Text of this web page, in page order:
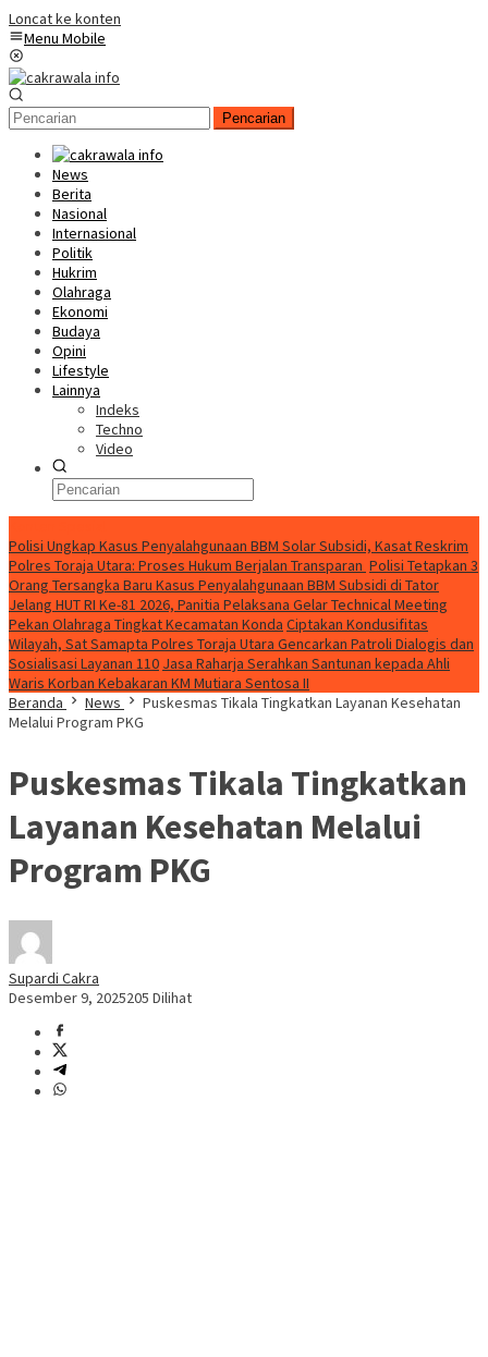
Loncat ke konten
Menu Mobile
Pencarian
News
Berita
Nasional
Internasional
Politik
Hukrim
Olahraga
Ekonomi
Budaya
Opini
Lifestyle
Lainnya
Indeks
Techno
Video
Polisi Ungkap Kasus Penyalahgunaan BBM Solar Subsidi, Kasat Reskrim
Polres Toraja Utara: Proses Hukum Berjalan Transparan Polisi Tetapkan 3
Orang Tersangka Baru Kasus Penyalahgunaan BBM Subsidi di Tator
Jelang HUT RI Ke-81 2026, Panitia Pelaksana Gelar Technical Meeting
Pekan Olahraga Tingkat Kecamatan Konda Ciptakan Kondusifitas
Wilayah, Sat Samapta Polres Toraja Utara Gencarkan Patroli Dialogis dan
Sosialisasi Layanan 110 Jasa Raharja Serahkan Santunan kepada Ahli
Waris Korban Kebakaran KM Mutiara Sentosa II
Beranda
News
Puskesmas Tikala Tingkatkan Layanan Kesehatan
Melalui Program PKG
Puskesmas Tikala Tingkatkan
Layanan Kesehatan Melalui
Program PKG
Supardi Cakra
Desember 9, 2025205 Dilihat